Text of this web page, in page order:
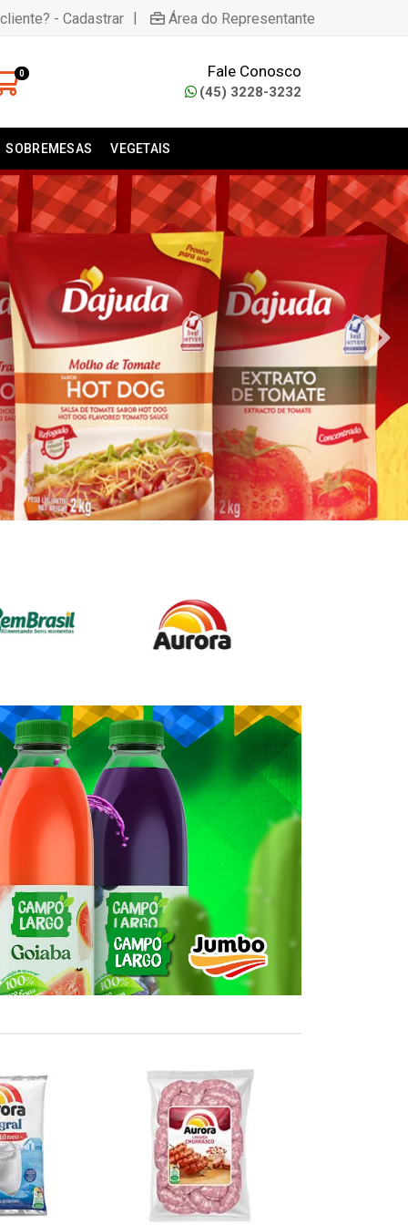
- Cadastrar | Área do Representante
0 Fale Conosco
(45) 3228-3232
SOBREMESAS VEGETAIS